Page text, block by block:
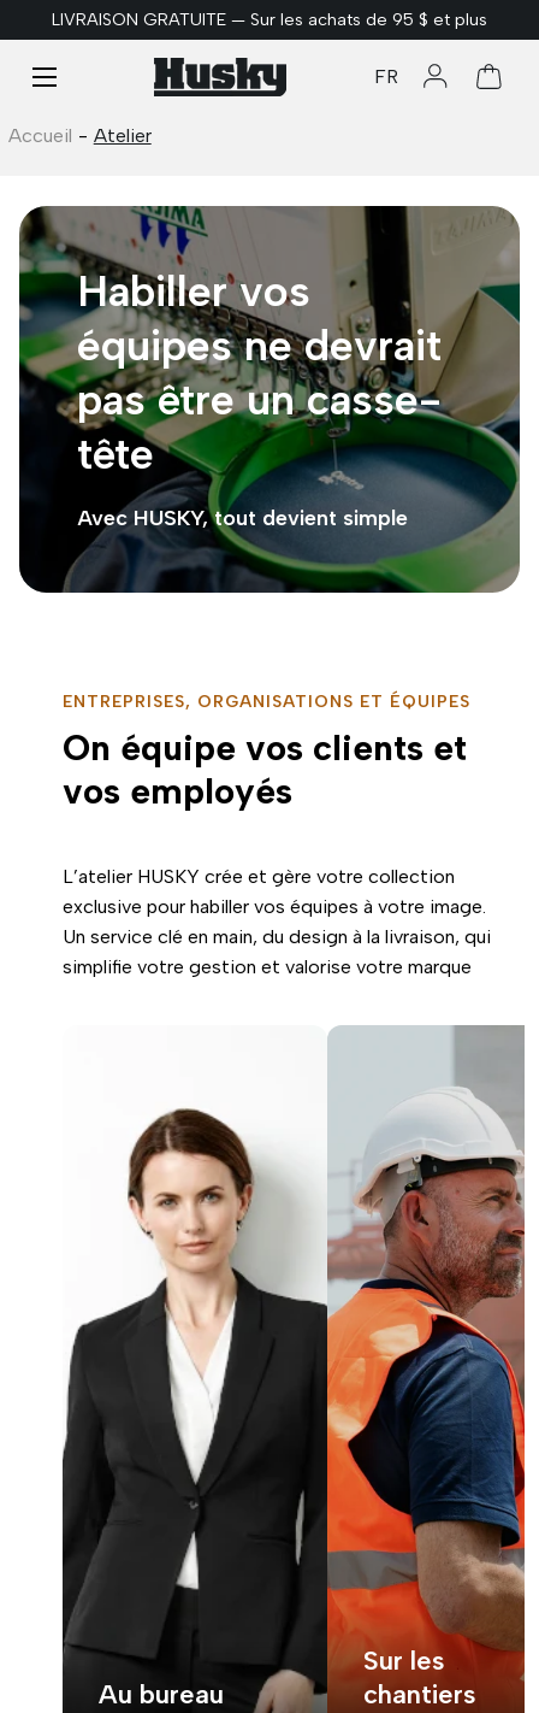
ALLER AU CONTENU
LIVRAISON GRATUITE — Sur les achats de 95 $ et plus
FR Se Panier
Menu
Accueil - Atelier
Habiller vos
équipes ne devrait
pas être un casse-
tête
Avec HUSKY, tout devient simple
ENTREPRISES, ORGANISATIONS ET ÉQUIPES
On équipe vos clients et
vos employés
L’atelier HUSKY crée et gère votre collection
exclusive pour habiller vos équipes à votre image.
Un service clé en main, du design à la livraison, qui
simplifie votre gestion et valorise votre marque
Au bureau
Sur les
chantiers